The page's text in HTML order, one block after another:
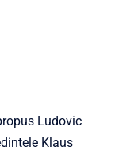
Ludovic
Klaus